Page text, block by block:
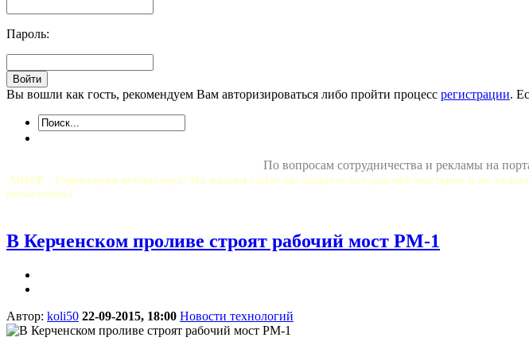
Пароль:
Вы вошли как гость, рекомендуем Вам авторизироваться либо пройти процесс регистрации.
По вопросам сотрудничества и рекламы на
MixliP - Территория вебмастера! На нашем сайте вы найдете все для веб-мастеров и не
пожалеешь!
В Керченском проливе строят рабочий мост РМ-1
Автор: koli50 22-09-2015, 18:00 Новости технологий